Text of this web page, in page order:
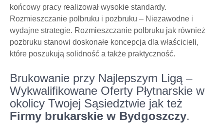
końcowy pracy realizował wysokie standardy.
Rozmieszczanie polbruku i pozbruku – Niezawodne i
wydajne strategie. Rozmieszczanie polbruku jak również
pozbruku stanowi doskonałe koncepcja dla właścicieli,
które poszukują solidność a także praktyczność.
Brukowanie przy Najlepszym Ligą –
Wykwalifikowane Oferty Płytnarskie w
okolicy Twojej Sąsiedztwie jak też
Firmy brukarskie w Bydgoszczy.